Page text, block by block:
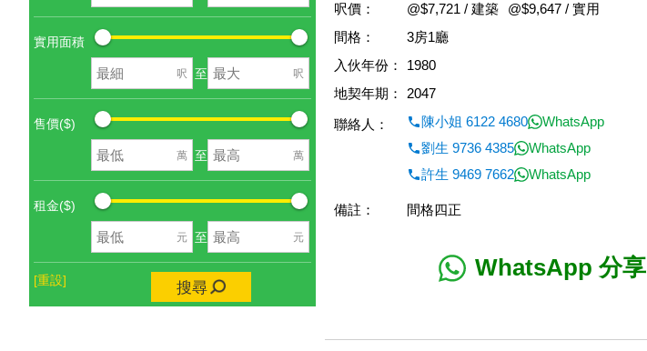
實用面積
呎 至 呎
售價($)
萬 至 萬
租金($)
元 至 元
[重設] 搜尋
呎價：
@$7,721 / 建築
@$9,647 / 實用
間格：
3房1廳
入伙年份：
1980
地契年期：
2047
聯絡人：
陳小姐 6122 4680
WhatsApp
劉生 9736 4385
WhatsApp
許生 9469 7662
WhatsApp
備註： 間格四正
WhatsApp 分享